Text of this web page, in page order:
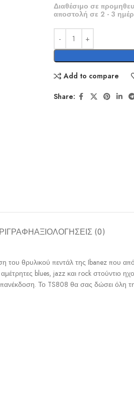
Διαθέσιμο σε
αποστολή σε 2 - 3
Add to compare
Share:
ΑΞΙΟΛΟΓΉΣΕΙΣ (0)
του θρυλικού πεντάλ της Ibanez που
blues, jazz και rock στούντιο
Το TS808 θα σας δώσει όλη